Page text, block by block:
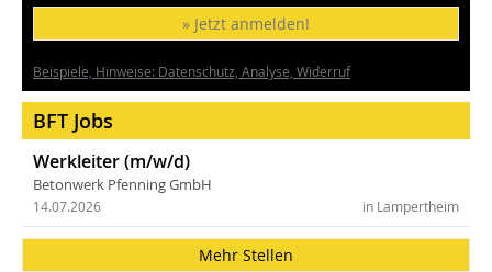
» Jetzt anmelden!
Beispiele, Hinweise: Datenschutz, Analyse, Widerruf
BFT Jobs
Werkleiter (m/w/d)
Betonwerk Pfenning GmbH
in Lampertheim
14.07.2026
Mehr Stellen